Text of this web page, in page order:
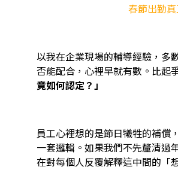
春節出勤
以我在企業現場的輔導經驗，多
否能配合，心裡早就有數。比起
竟如何認定？」
員工心裡想的是節日犧牲的補償
一套邏輯。如果我們不先釐清過
在對每個人反覆解釋這中間的「